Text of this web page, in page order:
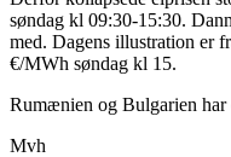
søndag kl 09:30-15:30.
med. Dagens illustration er
€/MWh søndag kl 15.
Rumænien og Bulgarien har
Mvh